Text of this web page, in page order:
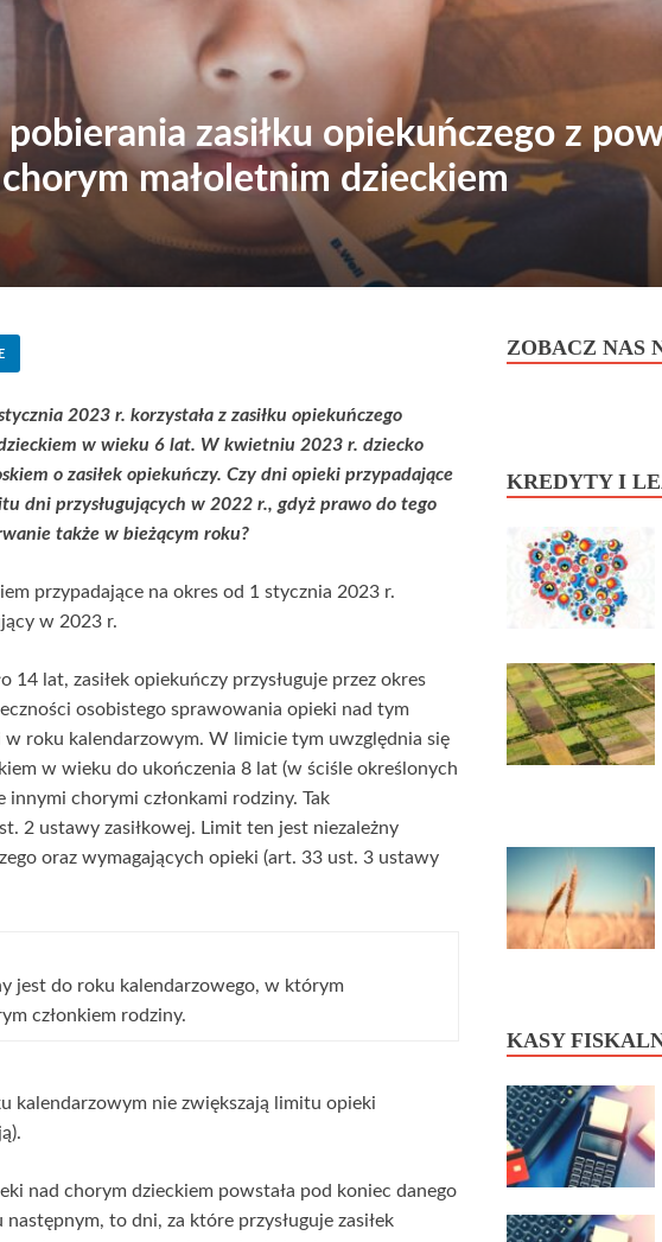
zasiłku opiekuńczego z
małoletnim dzieckiem
2023 r. korzystała z zasiłku opiekuńczego
w wieku 6 lat. W kwietniu 2023 r. dziecko
o zasiłek opiekuńczy. Czy dni opieki przypadające
dni przysługujących w 2022 r., gdyż prawo do tego
także w bieżącym roku?
przypadające na okres od 1 stycznia 2023 r.
w 2023 r.
lat, zasiłek opiekuńczy przysługuje przez okres
osobistego sprawowania opieki nad tym
w roku kalendarzowym. W limicie tym uwzględnia się
w wieku do ukończenia 8 lat (w ściśle określonych
innymi chorymi członkami rodziny. Tak
2 ustawy zasiłkowej. Limit ten jest niezależny
oraz wymagających opieki (art. 33 ust. 3 ustawy
jest do roku kalendarzowego, w którym
członkiem rodziny.
kalendarzowym nie zwiększają limitu opieki
nad chorym dzieckiem powstała pod koniec danego
to dni, za które przysługuje zasiłek
ZOBACZ NAS
KREDYTY I
KASY